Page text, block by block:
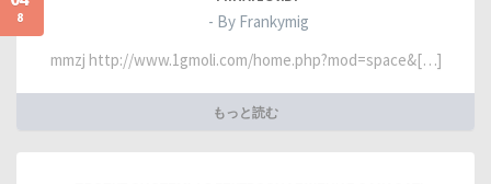
8
- By Frankymig
mmzj http://www.1gmoli.com/home.php?mod=space&[…]
もっと読む